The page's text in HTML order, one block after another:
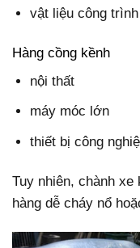
vật liệu công trình
Hàng cồng kềnh
nội thất
máy móc lớn
thiết bị công
Tuy nhiên, chành xe
hàng dễ cháy nổ